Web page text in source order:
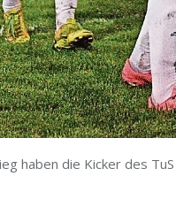
haben die Kicker des